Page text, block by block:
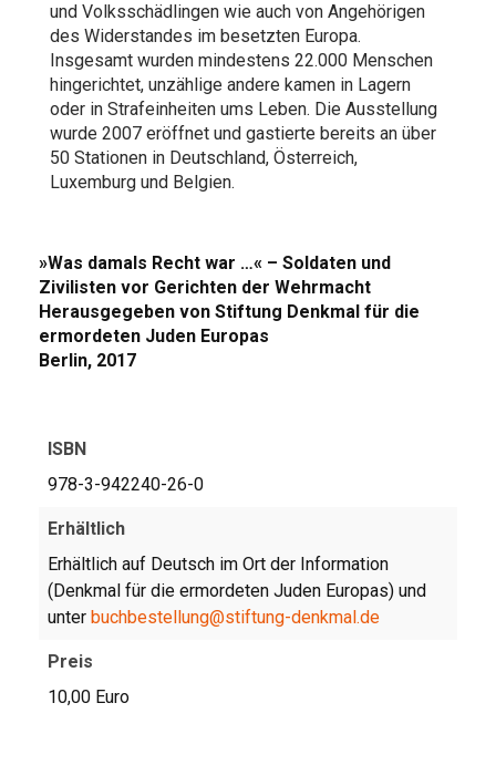
und Volksschädlingen wie auch von Angehörigen
des Widerstandes im besetzten Europa.
Insgesamt wurden mindestens 22.000 Menschen
hingerichtet, unzählige andere kamen in Lagern
oder in Strafeinheiten ums Leben. Die Ausstellung
wurde 2007 eröffnet und gastierte bereits an über
50 Stationen in Deutschland, Österreich,
Luxemburg und Belgien.
»Was damals Recht war …« – Soldaten und
Zivilisten vor Gerichten der Wehrmacht
Herausgegeben von Stiftung Denkmal für die
ermordeten Juden Europas
Berlin, 2017
ISBN
978-3-942240-26-0
Erhältlich
Erhältlich auf Deutsch im Ort der Information
(Denkmal für die ermordeten Juden Europas) und
unter buchbestellung@stiftung-denkmal.de
Preis
10,00 Euro